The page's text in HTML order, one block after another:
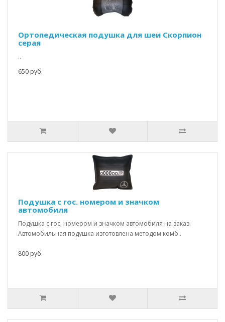
Ортопедическая подушка для шеи Скорпион
серая
..
650 руб.
Подушка с гос. номером и значком
автомобиля
Подушка с гос. номером и значком автомобиля на заказ.
Автомобильная подушка изготовлена методом комб..
800 руб.